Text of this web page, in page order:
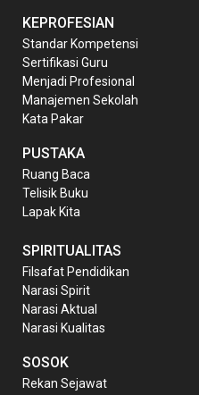
KEPROFESIAN
Standar Kompetensi
Sertifikasi Guru
Menjadi Profesional
Manajemen Sekolah
Kata Pakar
PUSTAKA
Ruang Baca
Telisik Buku
Lapak Kita
SPIRITUALITAS
Filsafat Pendidikan
Narasi Spirit
Narasi Aktual
Narasi Kualitas
SOSOK
Rekan Sejawat